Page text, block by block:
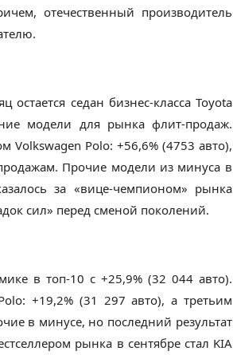
отечественный производитель
седан бизнес-класса Toyota
модели для рынка флит-продаж.
Volkswagen Polo: +56,6% (4753 авто),
Прочие модели из минуса в
за «вице-чемпионом» рынка
сил» перед сменой поколений.
в топ-10 с +25,9% (32 044 авто).
+19,2% (31 297 авто), а третьим
в минусе, но последний результат
рынка в сентябре стал KIA